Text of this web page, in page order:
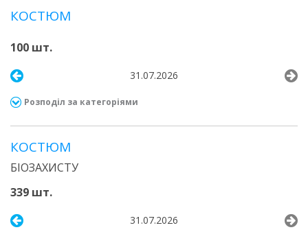
КОСТЮМ
100 шт.
31.07.2026
Розподіл за категоріями
КОСТЮМ
БІОЗАХИСТУ
339 шт.
31.07.2026